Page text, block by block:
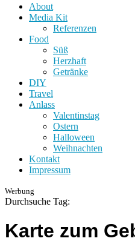
About
Media Kit
Referenzen
Food
Süß
Herzhaft
Getränke
DIY
Travel
Anlass
Valentinstag
Ostern
Halloween
Weihnachten
Kontakt
Impressum
Werbung
Durchsuche Tag:
Karte zum